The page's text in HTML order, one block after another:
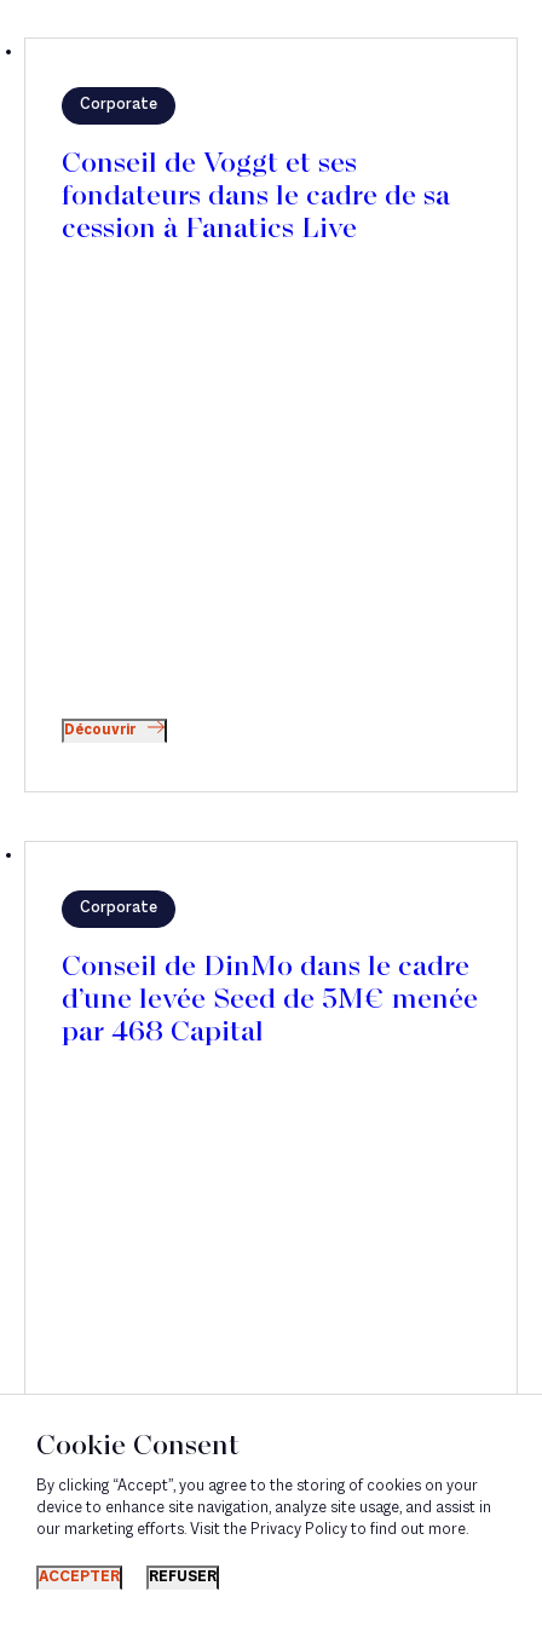
Corporate
Conseil de Voggt et ses
fondateurs dans le cadre de sa
cession à Fanatics Live
Découvrir
Corporate
Conseil de DinMo dans le cadre
d’une levée Seed de 5M€ menée
par 468 Capital
Découvrir
Cookie Consent
By clicking “Accept”, you agree to the storing of cookies on your
device to enhance site navigation, analyze site usage, and assist in
our marketing efforts. Visit the Privacy Policy to find out more.
ACCEPTER REFUSER